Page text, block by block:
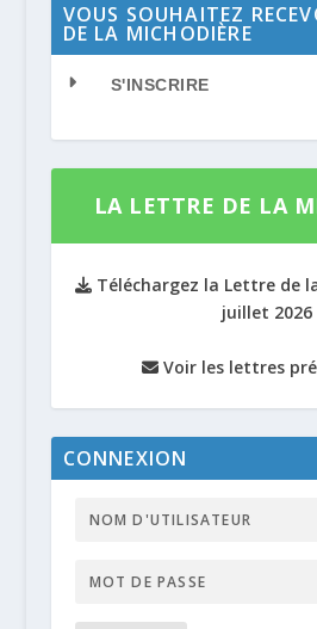
VOUS SOUHAITEZ
DE LA MICHODIÈRE
S'INSCRIRE
LA LETTRE DE LA
Téléchargez la Lettre de
juillet 2026
Voir les lettres
CONNEXION